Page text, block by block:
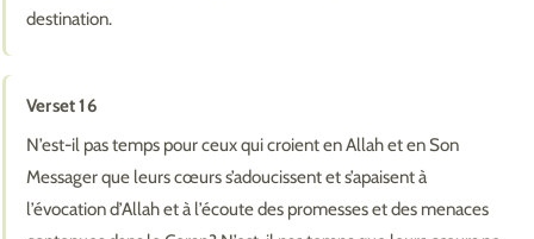
destination.
Verset 16
N’est-il pas temps pour ceux qui croient en Allah et en Son
Messager que leurs cœurs s’adoucissent et s’apaisent à
l’évocation d’Allah et à l’écoute des promesses et des menaces